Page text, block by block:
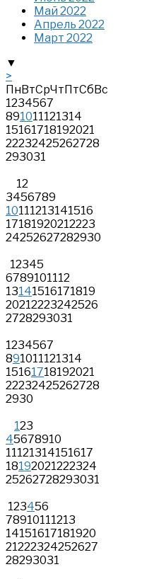
Май 2022
Апрель 2022
Март 2022
▼
>
ПнВтСрЧтПтСбВс
1234567
891011121314
15161718192021
22232425262728
293031
12
3456789
10111213141516
17181920212223
24252627282930
12345
6789101112
13141516171819
20212223242526
2728293031
1234567
891011121314
15161718192021
22232425262728
2930
123
45678910
11121314151617
18192021222324
25262728293031
123456
78910111213
14151617181920
21222324252627
28293031